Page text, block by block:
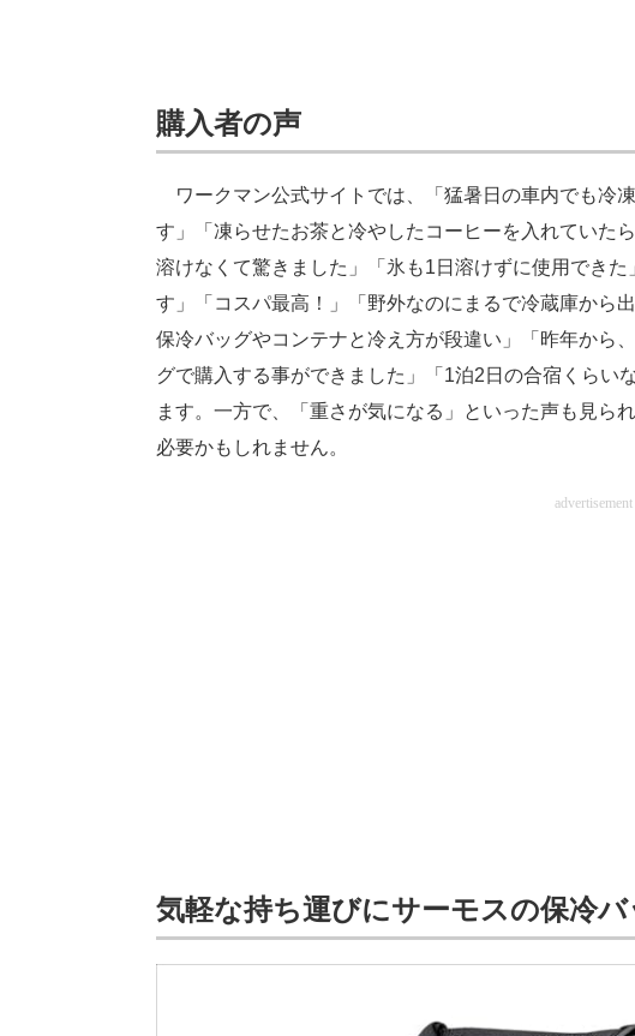
購入者の声
ワークマン公式サイトでは、「猛暑日の車内でも冷
す」「凍らせたお茶と冷やしたコーヒーを入れていた
溶けなくて驚きました」「氷も1日溶けずに使用でき
す」「コスパ最高！」「野外なのにまるで冷蔵庫から
保冷バッグやコンテナと冷え方が段違い」「昨年から
グで購入する事ができました」「1泊2日の合宿くらい
ます。一方で、「重さが気になる」といった声も見ら
必要かもしれません。
advertisement
気軽な持ち運びにサーモスの保冷バ